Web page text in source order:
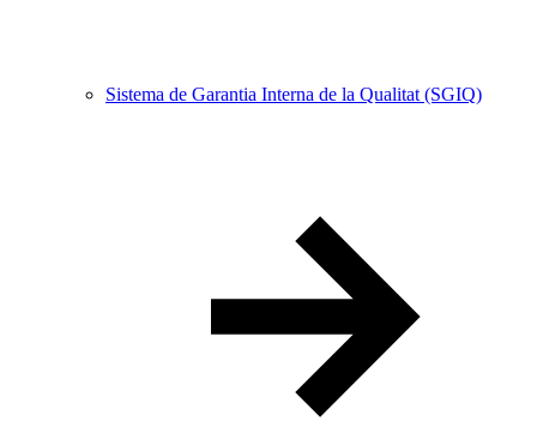
Sistema de Garantia Interna de la Qualitat (SGIQ)